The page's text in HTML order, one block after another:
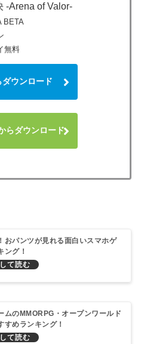
-Arena of Valor-
BETA
無料
ウンロード
ダウンロード
おパンツが見れる面白いスマホゲ
ング！
ムのMMORPG・オープンワールド
すめランキング！